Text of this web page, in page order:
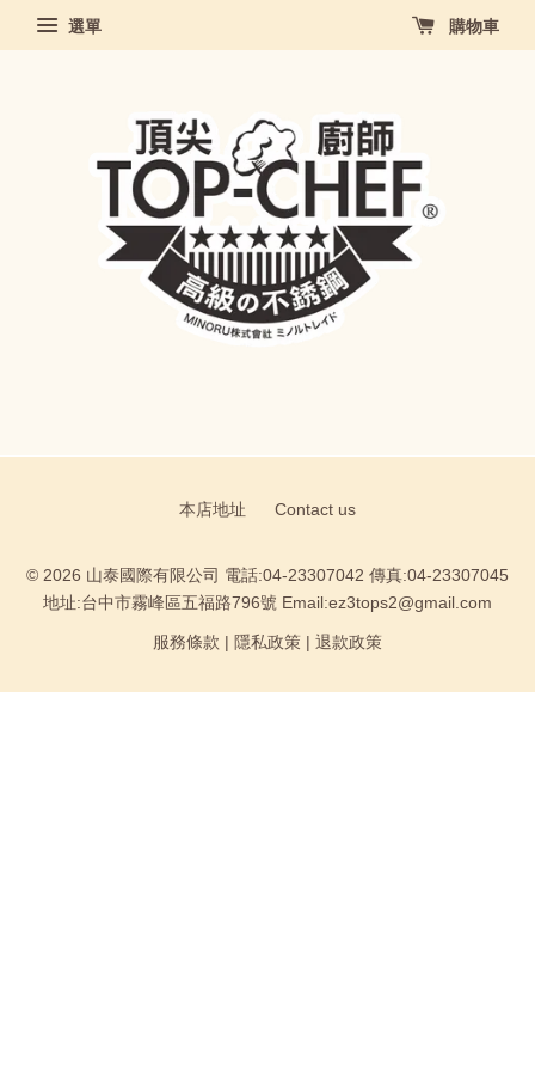
選單 購物車
本店地址 Contact us
© 2026 山泰國際有限公司 電話:04-23307042 傳真:04-23307045
地址:台中市霧峰區五福路796號 Email:ez3tops2@gmail.com
服務條款 隱私政策 退款政策